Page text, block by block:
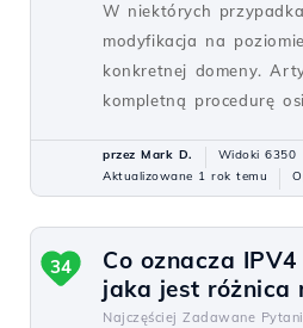
W niektórych
modyfikacja na
konkretnej domeny.
kompletną procedurę
przez Mark D.
Widoki 6350
Aktualizowane 1 rok temu
Co oznacza
jaka jest różnica
Najczęściej Zadawane
34